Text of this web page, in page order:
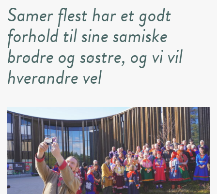
Samer flest har et godt
forhold til sine samiske
brødre og søstre, og vi vil
hverandre vel